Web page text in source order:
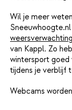
Wil je meer
weersverwachting
van Kappl. Zo
wintersport goed
tijdens je verblijf
Webcams